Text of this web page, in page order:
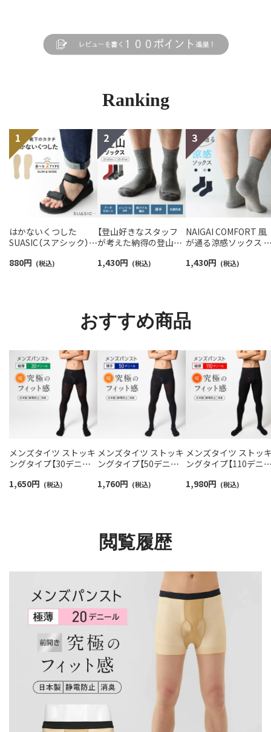
Ranking
はかないくつした
SUASIC（スアシック）
抗菌防臭 ソックス メン
880円 (税込)
【登山好きなスタッフ
が考えた納得の登山用
リノウール混 クルー丈
1,430円 (税込)
NAIGAI COMFORT 風
が通る涼感ソックス
ソフト口ゴム ショー
1,430円 (税込)
おすすめ商品
メンズタイツ ストッキ
ングタイプ【30デニー
材使用 スムーフィット
1,650円 (税込)
メンズタイツ ストッキ
ングタイプ【50デニー
イツ 前開き 静電・消臭
1,760円 (税込)
メンズタイツ ストッ
ングタイプ【110デニ
開き 静電・消臭加工
1,980円 (税込)
閲覧履歴